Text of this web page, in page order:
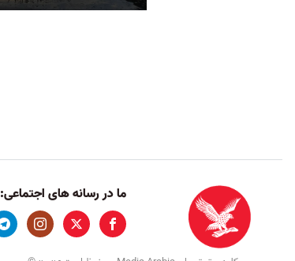
ما در رسانه های اجتماعی: